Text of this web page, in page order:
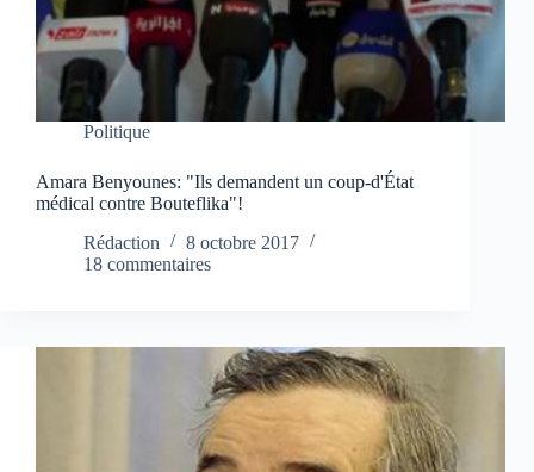
Politique
Amara Benyounes: "Ils demandent un coup-d'État
médical contre Bouteflika"!
Rédaction
8 octobre 2017
18 commentaires